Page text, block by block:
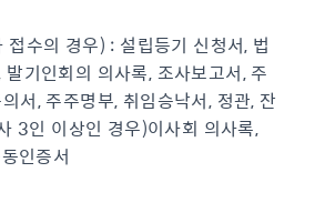
접수의 경우) : 설립등기 신청서, 법
기인회의 의사록, 조사보고서, 주
서, 주주명부, 취임승낙서, 정관, 잔
3인 이상인 경우)이사회 의사록,
인증서